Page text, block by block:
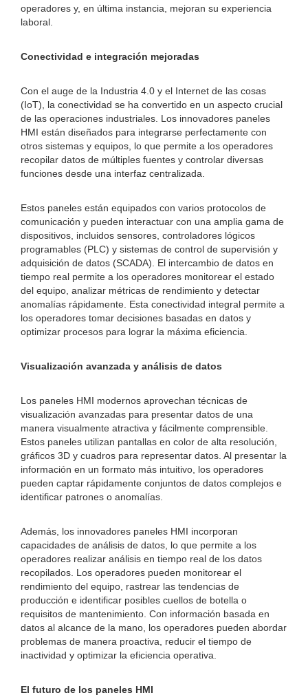
operadores y, en última instancia, mejoran su experiencia
laboral.
Conectividad e integración mejoradas
Con el auge de la Industria 4.0 y el Internet de las cosas
(IoT), la conectividad se ha convertido en un aspecto crucial
de las operaciones industriales. Los innovadores paneles
HMI están diseñados para integrarse perfectamente con
otros sistemas y equipos, lo que permite a los operadores
recopilar datos de múltiples fuentes y controlar diversas
funciones desde una interfaz centralizada.
Estos paneles están equipados con varios protocolos de
comunicación y pueden interactuar con una amplia gama de
dispositivos, incluidos sensores, controladores lógicos
programables (PLC) y sistemas de control de supervisión y
adquisición de datos (SCADA). El intercambio de datos en
tiempo real permite a los operadores monitorear el estado
del equipo, analizar métricas de rendimiento y detectar
anomalías rápidamente. Esta conectividad integral permite a
los operadores tomar decisiones basadas en datos y
optimizar procesos para lograr la máxima eficiencia.
Visualización avanzada y análisis de datos
Los paneles HMI modernos aprovechan técnicas de
visualización avanzadas para presentar datos de una
manera visualmente atractiva y fácilmente comprensible.
Estos paneles utilizan pantallas en color de alta resolución,
gráficos 3D y cuadros para representar datos. Al presentar la
información en un formato más intuitivo, los operadores
pueden captar rápidamente conjuntos de datos complejos e
identificar patrones o anomalías.
Además, los innovadores paneles HMI incorporan
capacidades de análisis de datos, lo que permite a los
operadores realizar análisis en tiempo real de los datos
recopilados. Los operadores pueden monitorear el
rendimiento del equipo, rastrear las tendencias de
producción e identificar posibles cuellos de botella o
requisitos de mantenimiento. Con información basada en
datos al alcance de la mano, los operadores pueden abordar
problemas de manera proactiva, reducir el tiempo de
inactividad y optimizar la eficiencia operativa.
El futuro de los paneles HMI